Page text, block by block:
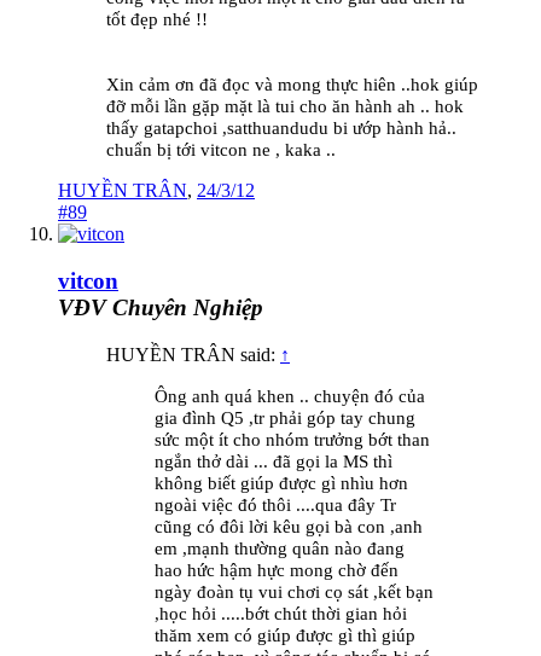
tốt đẹp nhé !!
Xin cảm ơn đã đọc và mong thực hiên ..hok giúp
đỡ mỗi lần gặp mặt là tui cho ăn hành ah .. hok
thấy gatapchoi ,satthuandudu bi ướp hành hả..
chuẩn bị tới vitcon ne , kaka ..
HUYỀN TRÂN, 24/3/12
#89
vitcon
VĐV Chuyên Nghiệp
HUYỀN TRÂN said: ↑
Ông anh quá khen .. chuyện đó của
gia đình Q5 ,tr phải góp tay chung
sức một ít cho nhóm trưởng bớt than
ngắn thở dài ... đã gọi la MS thì
không biết giúp được gì nhìu hơn
ngoài việc đó thôi ....qua đây Tr
cũng có đôi lời kêu gọi bà con ,anh
em ,mạnh thường quân nào đang
hao hức hậm hực mong chờ đến
ngày đoàn tụ vui chơi cọ sát ,kết bạn
,học hỏi .....bớt chút thời gian hỏi
thăm xem có giúp được gì thì giúp